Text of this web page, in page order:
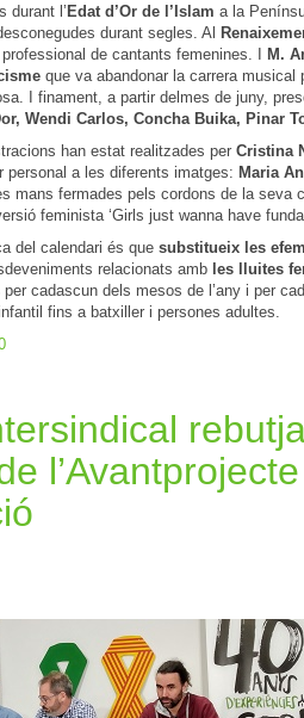
durant l’ Edat d’Or de l’Islam a la
durant segles. Al
professional de cantants femenines. I M.
que va abandonar la carrera musical
I finament, a partir delmes de juny,
Wendi Carlos, Concha Buika, Pinar
han estat realitzades per Cristina
personal a les diferents imatges: Maria
mans fermades pels cordons de la seva
feminista ‘Girls just wanna have
del calendari és que substitueix les
relacionats amb les lluites
per cadascun dels mesos de l’any i per
fins a batxiller i persones adultes.